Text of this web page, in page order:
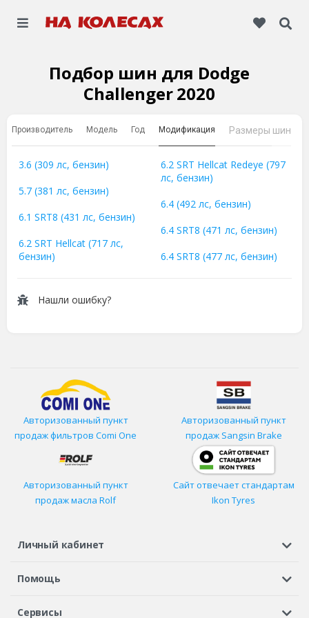
Подбор шин для Dodge
Challenger 2020
Производитель Модель Год Модификация Размеры шин
3.6 (309 лс, бензин)
5.7 (381 лс, бензин)
6.1 SRT8 (431 лс, бензин)
6.2 SRT Hellcat (717 лс,
бензин)
6.2 SRT Hellcat Redeye (797
лс, бензин)
6.4 (492 лс, бензин)
6.4 SRT8 (471 лс, бензин)
6.4 SRT8 (477 лс, бензин)
Нашли ошибку?
Авторизованный пункт
продаж фильтров Comi One
Авторизованный пункт
продаж Sangsin Brake
Авторизованный пункт
продаж масла Rolf
Сайт отвечает стандартам
Ikon Tyres
Личный кабинет
Регистрация или вход
Помощь
Шины в кредит
Сервисы